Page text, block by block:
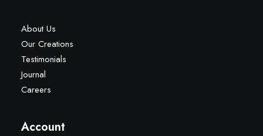
About Us
Our Creations
Testimonials
Journal
Careers
Account